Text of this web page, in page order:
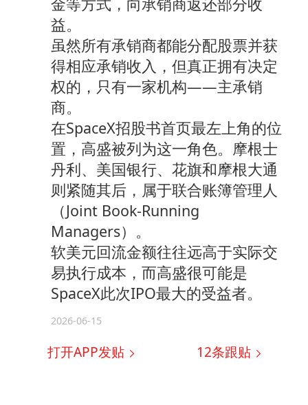
益。
虽然所有承销商都能分配股票并获
得相应承销收入，但真正拥有决定
权的，只有一家机构——主承销
商。
在SpaceX招股书首页最左上角的位
置，高盛被列为这一角色。摩根士
丹利、美国银行、花旗和摩根大通
则紧随其后，属于联合账簿管理人
（Joint Book-Running
Managers）。
软美元回流金额往往远高于实际交
易执行成本，而高盛很可能是
SpaceX此次IPO最大的受益者。
2026-06-15
打开APP发贴 12条跟贴